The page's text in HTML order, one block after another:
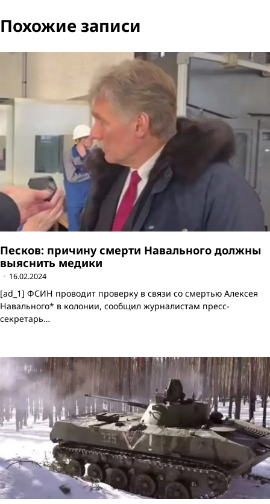
Похожие записи
Песков: причину смерти Навального должны
выяснить медики
16.02.2024
[ad_1] ФСИН проводит проверку в связи со смертью Алексея
Навального* в колонии, сообщил журналистам пресс-
секретарь…